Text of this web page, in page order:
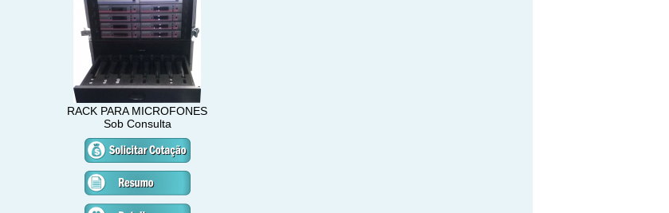
RACK PARA MICROFONES
Sob Consulta